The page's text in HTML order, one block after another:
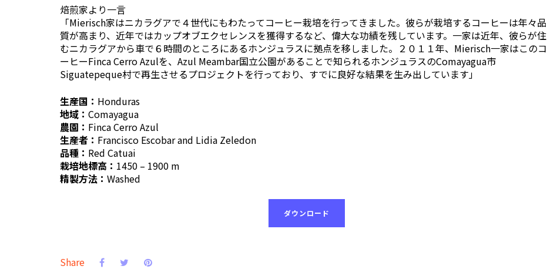
焙煎家より一言
「Mierisch家はニカラグアで４世代にもわたってコーヒー栽培を行ってきました。彼らが栽培するコーヒーは年々品
質が高まり、近年ではカップオブエクセレンスを獲得するなど、偉大な功績を残しています。一家は近年、彼らが住
むニカラグアから車で６時間のところにあるホンジュラスに拠点を移しました。２０１１年、Mierisch一家はこのコ
ーヒーFinca Cerro Azulを、Azul Meambar国立公園があることで知られるホンジュラスのComayagua市
Siguatepeque村で再生させるプロジェクトを行っており、すでに良好な結果を生み出しています」
生産国： Honduras
地域： Comayagua
農園： Finca Cerro Azul
生産者： Francisco Escobar and Lidia Zeledon
品種： Red Catuai
栽培地標高： 1450 – 1900 m
精製方法： Washed
ダウンロード
Share